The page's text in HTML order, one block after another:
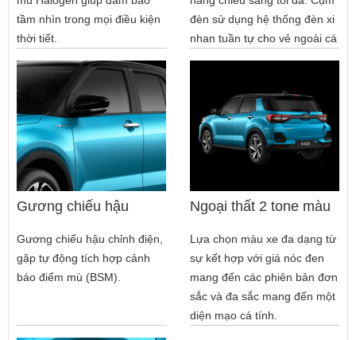
tầm nhìn trong mọi điều kiện
thời tiết.
đèn sử dụng hệ thống đèn xi
nhan tuần tự cho vẻ ngoài cá
Gương chiếu hậu
Gương chiếu hậu chỉnh điện,
gập tự động tích hợp cảnh
báo điểm mù (BSM).
Ngoại thất 2 tone màu
Lựa chọn màu xe đa dạng từ
sự kết hợp với giá nóc đen
mang đến các phiên bản đơn
sắc và đa sắc mang đến một
diện mạo cá tính.